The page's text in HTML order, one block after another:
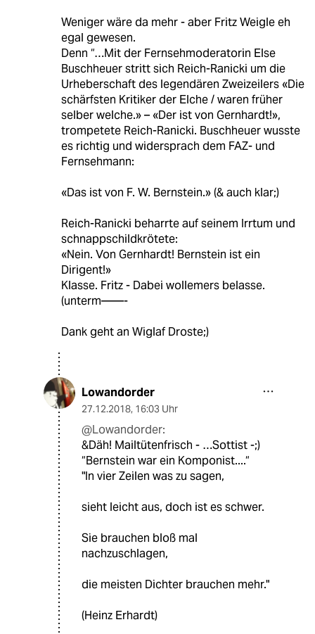
Weniger wäre da mehr - aber Fritz Weigle eh
egal gewesen.
Denn “…Mit der Fernsehmoderatorin Else
Busch­heuer stritt sich Reich-Ranicki um die
Urheberschaft des legendären Zweizeilers «Die
schärfsten Kritiker der Elche / waren frü­her
selber welche.» – «Der ist von Gernhardt!»,
trompetete Reich-Ranicki. Buschheuer wusste
es richtig und widersprach dem FAZ- und
Fernsehmann:
«Das ist von F. W. Bernstein.» (& auch klar;)
Reich-Ranicki beharrte auf seinem Irrtum und
schnappschildkrötete:
«Nein. Von Gernhardt! Bernstein ist ein
Dirigent!»
Klasse. Fritz - Dabei wollemers belasse.
(unterm——-
Dank geht an Wiglaf Droste;)
Lowandorder
27.12.2018, 16:03 Uhr
@Lowandorder:
&Däh! Mailtütenfrisch - …Sottist -;)
“Bernstein war ein Komponist....“
"In vier Zeilen was zu sagen,
sieht leicht aus, doch ist es schwer.
Sie brauchen bloß mal
nachzuschlagen,
die meisten Dichter brauchen mehr."
(Heinz Erhardt)